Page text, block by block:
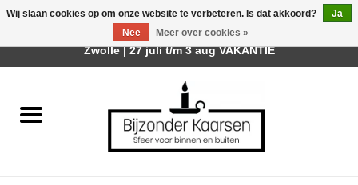
Räder Design Stories
Wij slaan cookies op om onze website te verbeteren. Is dat akkoord?
Ja
Nee
Meer over cookies »
Afhalen is mogelijk bij mijn winkel Trotz | Belvederelaan 107
Zwolle | 27 juli t/m 3 aug VAKANTIE